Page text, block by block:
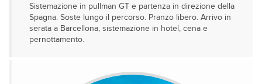
Sistemazione in pullman GT e partenza in direzione della
Spagna. Soste lungo il percorso. Pranzo libero. Arrivo in
serata a Barcellona, sistemazione in hotel, cena e
pernottamento.